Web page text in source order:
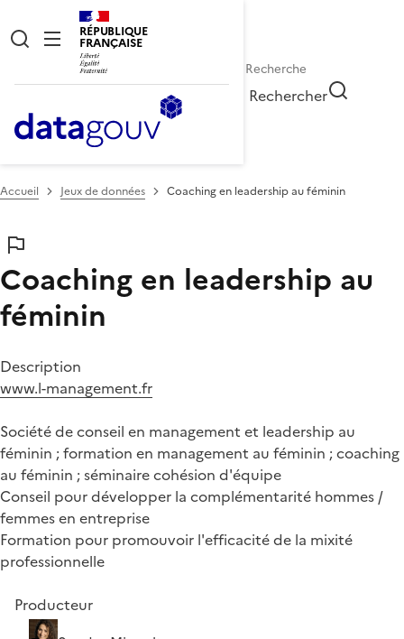
RÉPUBLIQUE
FRANÇAISE
Rechercher
Accueil Jeux de données Coaching en leadership au féminin
Coaching en leadership au
féminin
Description
www.l-management.fr
Société de conseil en management et leadership au
féminin ; formation en management au féminin ; coaching
au féminin ; séminaire cohésion d'équipe
Conseil pour développer la complémentarité hommes /
femmes en entreprise
Formation pour promouvoir l'efficacité de la mixité
professionnelle
Producteur